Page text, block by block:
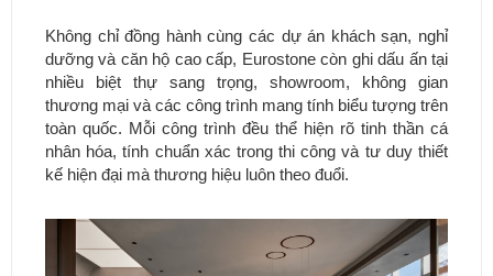
Không chỉ đồng hành cùng các dự án khách sạn, nghỉ
dưỡng và căn hộ cao cấp, Eurostone còn ghi dấu ấn tại
nhiều biệt thự sang trọng, showroom, không gian
thương mại và các công trình mang tính biểu tượng trên
toàn quốc. Mỗi công trình đều thể hiện rõ tinh thần cá
nhân hóa, tính chuẩn xác trong thi công và tư duy thiết
kế hiện đại mà thương hiệu luôn theo đuổi.